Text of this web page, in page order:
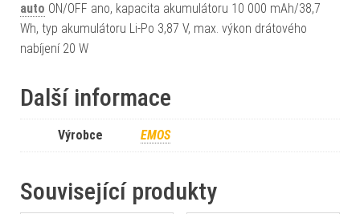
auto ON/OFF ano, kapacita akumulátoru 10 000 mAh/38,7
Wh, typ akumulátoru Li-Po 3,87 V, max. výkon drátového
nabíjení 20 W
Další informace
Výrobce EMOS
Související produkty